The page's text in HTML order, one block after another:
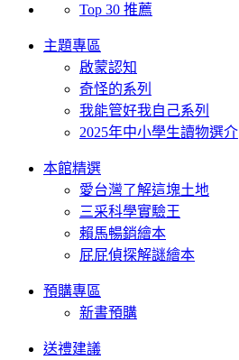
Top 30 推薦
主題專區
啟蒙認知
奇怪的系列
我能管好我自己系列
2025年中小學生讀物選介
本館精選
愛台灣了解這塊土地
三采科學實驗王
賴馬暢銷繪本
屁屁偵探解謎繪本
預購專區
新書預購
送禮建議